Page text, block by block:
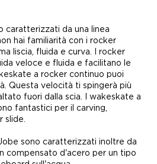
caratterizzati da una linea
hai familiarità con i rocker
liscia, fluida e curva. I rocker
veloce e fluida e facilitano le
a rocker continuo puoi
Questa velocità ti spingerà più
fuori dalla scia. I wakeskate a
fantastici per il carving,
slide.
sono caratterizzati inoltre da
compensato d'acero per un tipo